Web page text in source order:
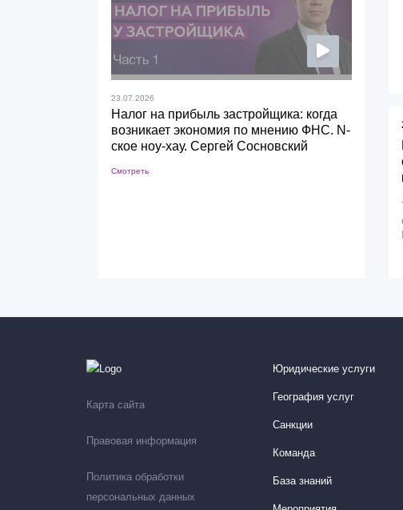
23.07.2026
Налог на прибыль застройщика: когда
возникает экономия по мнению ФНС. N-
ское ноу-хау. Сергей Сосновский
Смотреть
Карта сайта
Правовая информация
Политика обработки
персональных данных
Юридические услуги
География услуг
Санкции
Команда
База знаний